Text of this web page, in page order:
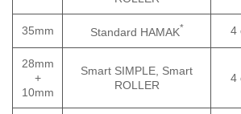
35mm Standard HAMAK* 4
28mm
+
10mm
Smart SIMPLE, Smart
ROLLER
4